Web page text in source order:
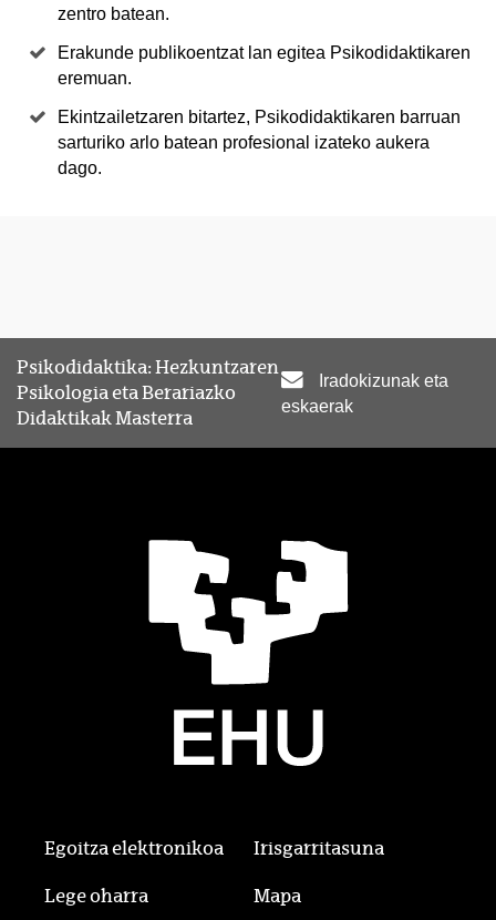
zentro batean.
Erakunde publikoentzat lan egitea Psikodidaktikaren
eremuan.
Ekintzailetzaren bitartez, Psikodidaktikaren barruan
sarturiko arlo batean profesional izateko aukera
dago.
Psikodidaktika: Hezkuntzaren
Psikologia eta Berariazko
Didaktikak Masterra
Iradokizunak eta
eskaerak
Egoitza elektronikoa Irisgarritasuna
Lege oharra Mapa